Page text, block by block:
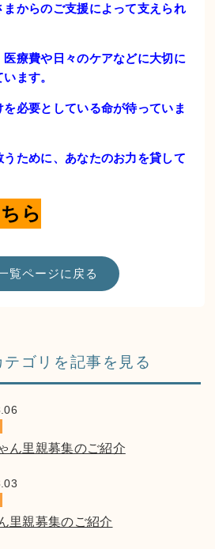
からのご支援によって支えられ
療費や日々のケアなどに大切に
ます。
必要としている命が待っていま
ために、あなたのお力を貸して
ら
覧ページに戻る
テゴリを記事を見る
ん里親募集のご紹介
里親募集のご紹介